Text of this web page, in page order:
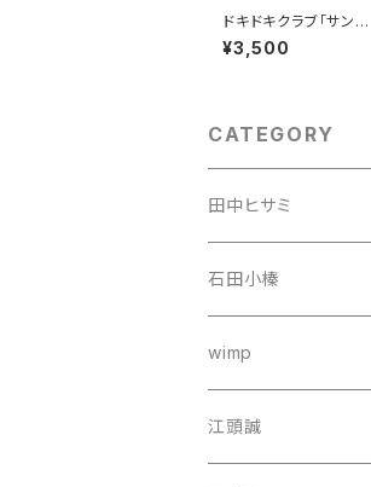
ドキドキクラブ「サンバ
イ婆オス Tシャツ」（白）
¥3,500
CATEGORY
田中ヒサミ
石田小榛
wimp
江頭誠